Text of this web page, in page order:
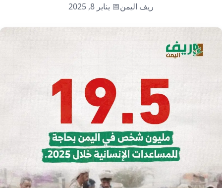
إرشاد زراعي
نساء
قصص رقمية
ريف اليمن📅 يناير 8, 2025